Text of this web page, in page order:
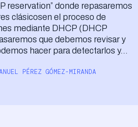
reservation” donde repasaremos
clásicosen el proceso de
mediante DHCP (DHCP
que debemos revisar y
hacer para detectarlos y…
PÉREZ GÓMEZ-MIRANDA